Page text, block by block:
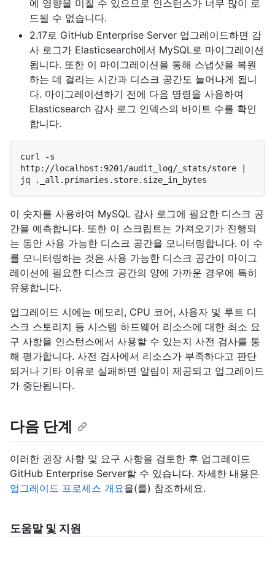
에 영향을 미칠 수 있으므로 인스턴스가 너무 많이 로
드될 수 없습니다.
2.17로 GitHub Enterprise Server 업그레이드하면 감
사 로그가 Elasticsearch에서 MySQL로 마이그레이션
됩니다. 또한 이 마이그레이션을 통해 스냅샷을 복원
하는 데 걸리는 시간과 디스크 공간도 늘어나게 됩니
다. 마이그레이션하기 전에 다음 명령을 사용하여
Elasticsearch 감사 로그 인덱스의 바이트 수를 확인
합니다.
curl -s
http://localhost:9201/audit_log/_stats/store |
이 숫자를 사용하여 MySQL 감사 로그에 필요한 디스크 공
간을 예측합니다. 또한 이 스크립트는 가져오기가 진행되
는 동안 사용 가능한 디스크 공간을 모니터링합니다. 이 수
를 모니터링하는 것은 사용 가능한 디스크 공간이 마이그
레이션에 필요한 디스크 공간의 양에 가까운 경우에 특히
유용합니다.
업그레이드 시에는 메모리, CPU 코어, 사용자 및 루트 디
스크 스토리지 등 시스템 하드웨어 리소스에 대한 최소 요
구 사항을 인스턴스에서 사용할 수 있는지 사전 검사를 통
해 평가합니다. 사전 검사에서 리소스가 부족하다고 판단
되거나 기타 이유로 실패하면 알림이 제공되고 업그레이드
가 중단됩니다.
다음 단계
이러한 권장 사항 및 요구 사항을 검토한 후 업그레이드
GitHub Enterprise Server할 수 있습니다. 자세한 내용은
업그레이드 프로세스 개요을(를) 참조하세요.
도움말 및 지원